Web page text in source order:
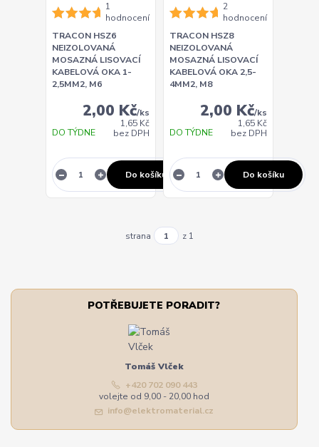
1
hodnocení
TRACON HSZ6
NEIZOLOVANÁ
MOSAZNÁ LISOVACÍ
KABELOVÁ OKA 1-
2,5MM2, M6
2,00 Kč/ks
1,65 Kč
bez DPH
DO TÝDNE
Do košíku
2
hodnocení
TRACON HSZ8
NEIZOLOVANÁ
MOSAZNÁ LISOVACÍ
KABELOVÁ OKA 2,5-
4MM2, M8
2,00 Kč/ks
1,65 Kč
bez DPH
DO TÝDNE
Do košíku
strana z 1
POTŘEBUJETE PORADIT?
Tomáš Vlček
+420 702 090 443
volejte od 9,00 - 20,00 hod
info@elektromaterial.cz